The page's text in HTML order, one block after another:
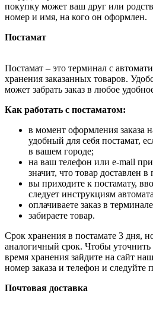
покупку может ваш друг или
номер и имя, на кого он оформлен.
Постамат
Постамат – это терминал с
хранения заказанных товаров.
может забрать заказ в любое
Как работать с постаматом:
в момент оформления заказа
удобный для себя постамат,
в вашем городе;
на ваш телефон или e-mail
значит, что товар доставлен в
вы приходите к постамату,
следует инструкциям
оплачиваете заказ в
забираете товар.
Срок хранения в постамате 3 дня,
аналогичный срок. Чтобы
время хранения зайдите на сайт
номер заказа и телефон и следуйте
Почтовая доставка